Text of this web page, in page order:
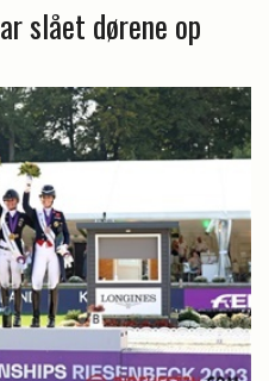
slået dørene op